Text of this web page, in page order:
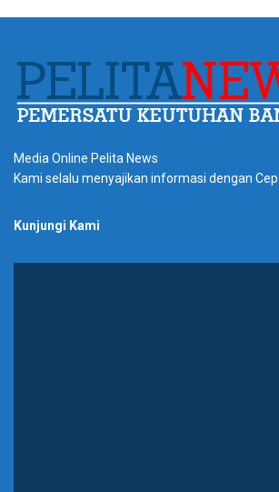
Media Online Pelita News
Kami selalu menyajikan informasi dengan
Kunjungi Kami